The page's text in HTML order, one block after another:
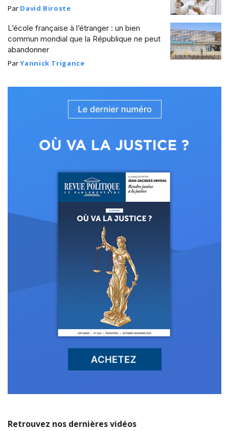
Par David Biroste
L’école française à l’étranger : un bien
commun mondial que la République ne peut
abandonner
ParYannick Trigance
Retrouvez nos dernières vidéos